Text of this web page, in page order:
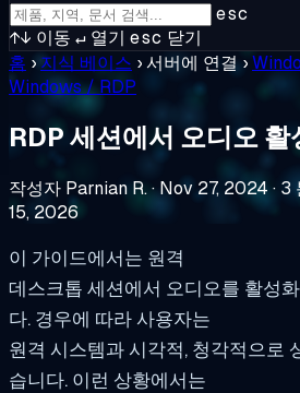
esc
↑↓ 이동 ↵ 열기 esc 닫기
홈 › 지식 베이스 ›서버에 연결 ›
Windows / RDP
RDP 세션에서 오디오 활
작성자 Parnian R.· Nov 27, 2024 · 3
15, 2026
이 가이드에서는 원격
데스크톱 세션에서 오디오를 활성
다. 경우에 따라 사용자는
원격 시스템과 시각적, 청각적으로
습니다. 이런 상황에서는